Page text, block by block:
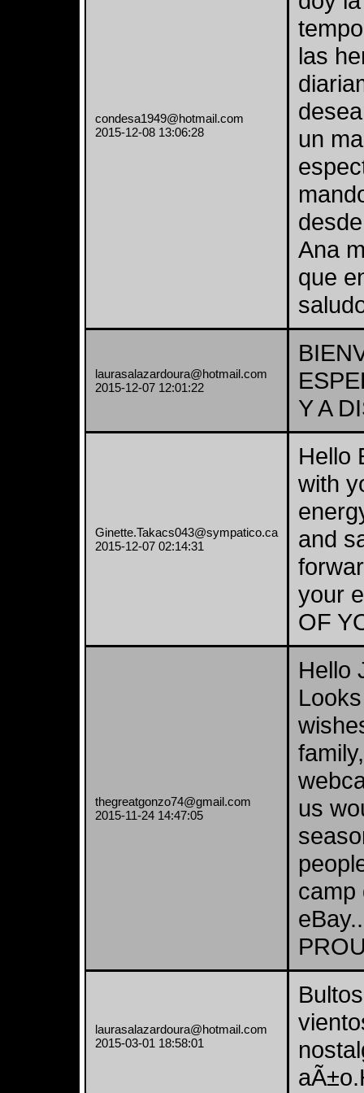
condesa1949@hotmail.com
2015-12-08 13:06:28
las
un
Ana
que
laurasalazardoura@hotmail.com
2015-12-07 12:01:22
Y A
Ginette.Takacs043@sympatico.ca
2015-12-07 02:14:31
Hello
with
and
your
OF
thegreatgonzo74@gmail.com
2015-11-24 14:47:05
Hello
us
camp
laurasalazardoura@hotmail.com
2015-03-01 18:58:01